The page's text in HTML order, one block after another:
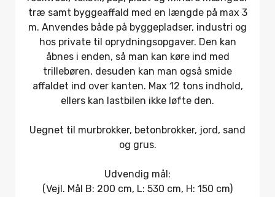
træ samt byggeaffald med en længde på max 3
m. Anvendes både på byggepladser, industri og
hos private til oprydningsopgaver. Den kan
åbnes i enden, så man kan køre ind med
trillebøren, desuden kan man også smide
affaldet ind over kanten. Max 12 tons indhold,
ellers kan lastbilen ikke løfte den.
Uegnet til murbrokker, betonbrokker, jord, sand
og grus.
Udvendig mål:
(Vejl. Mål B: 200 cm, L: 530 cm, H: 150 cm)